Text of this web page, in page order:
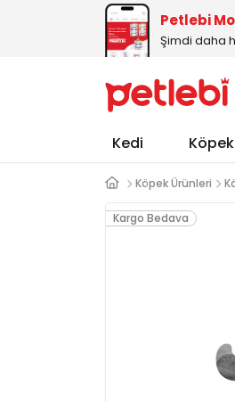
Petlebi
Şimdi daha
Kedi Köpek
Köpek Ürünleri
Kargo Bedava